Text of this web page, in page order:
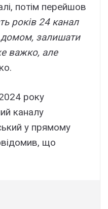
потім перейшов
років 24 канал
залишати
важко, але
року
каналу
у прямому
що